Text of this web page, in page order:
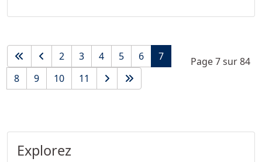
Page 7 sur 84
2 3 4 5 6
7
8
9 10 11
Explorez